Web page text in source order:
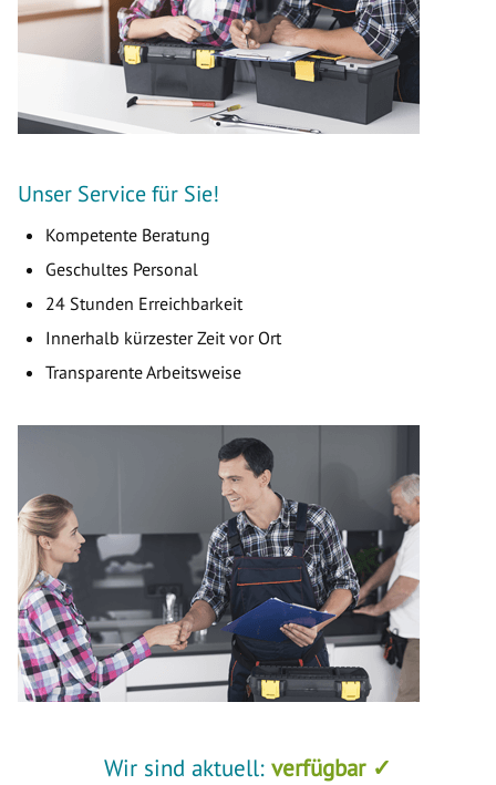
Unser Service für Sie!
Kompetente Beratung
Geschultes Personal
24 Stunden Erreichbarkeit
Innerhalb kürzester Zeit vor Ort
Transparente Arbeitsweise
Wir sind aktuell: verfügbar ✓